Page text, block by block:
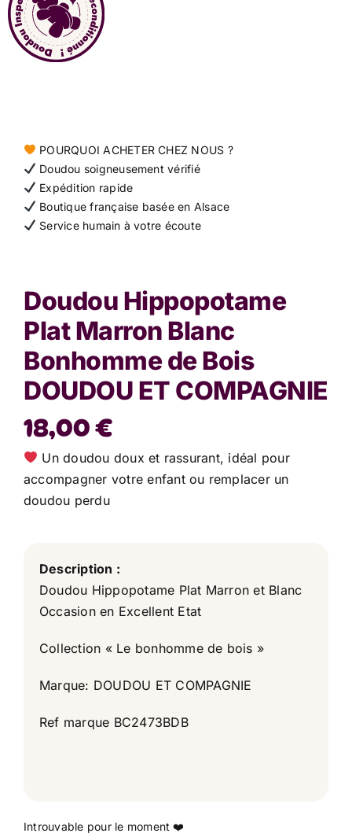
Contact
POURQUOI ACHETER CHEZ NOUS ?
Doudou soigneusement vérifié
Expédition rapide
Boutique française basée en Alsace
Service humain à votre écoute
Doudou Hippopotame
Plat Marron Blanc
Bonhomme de Bois
DOUDOU ET COMPAGNIE
18,00€
Un doudou doux et rassurant, idéal pour
accompagner votre enfant ou remplacer un
doudou perdu
Description :
Doudou Hippopotame Plat Marron et Blanc
Occasion en Excellent Etat
Collection « Le bonhomme de bois »
Marque: DOUDOU ET COMPAGNIE
Ref marque BC2473BDB